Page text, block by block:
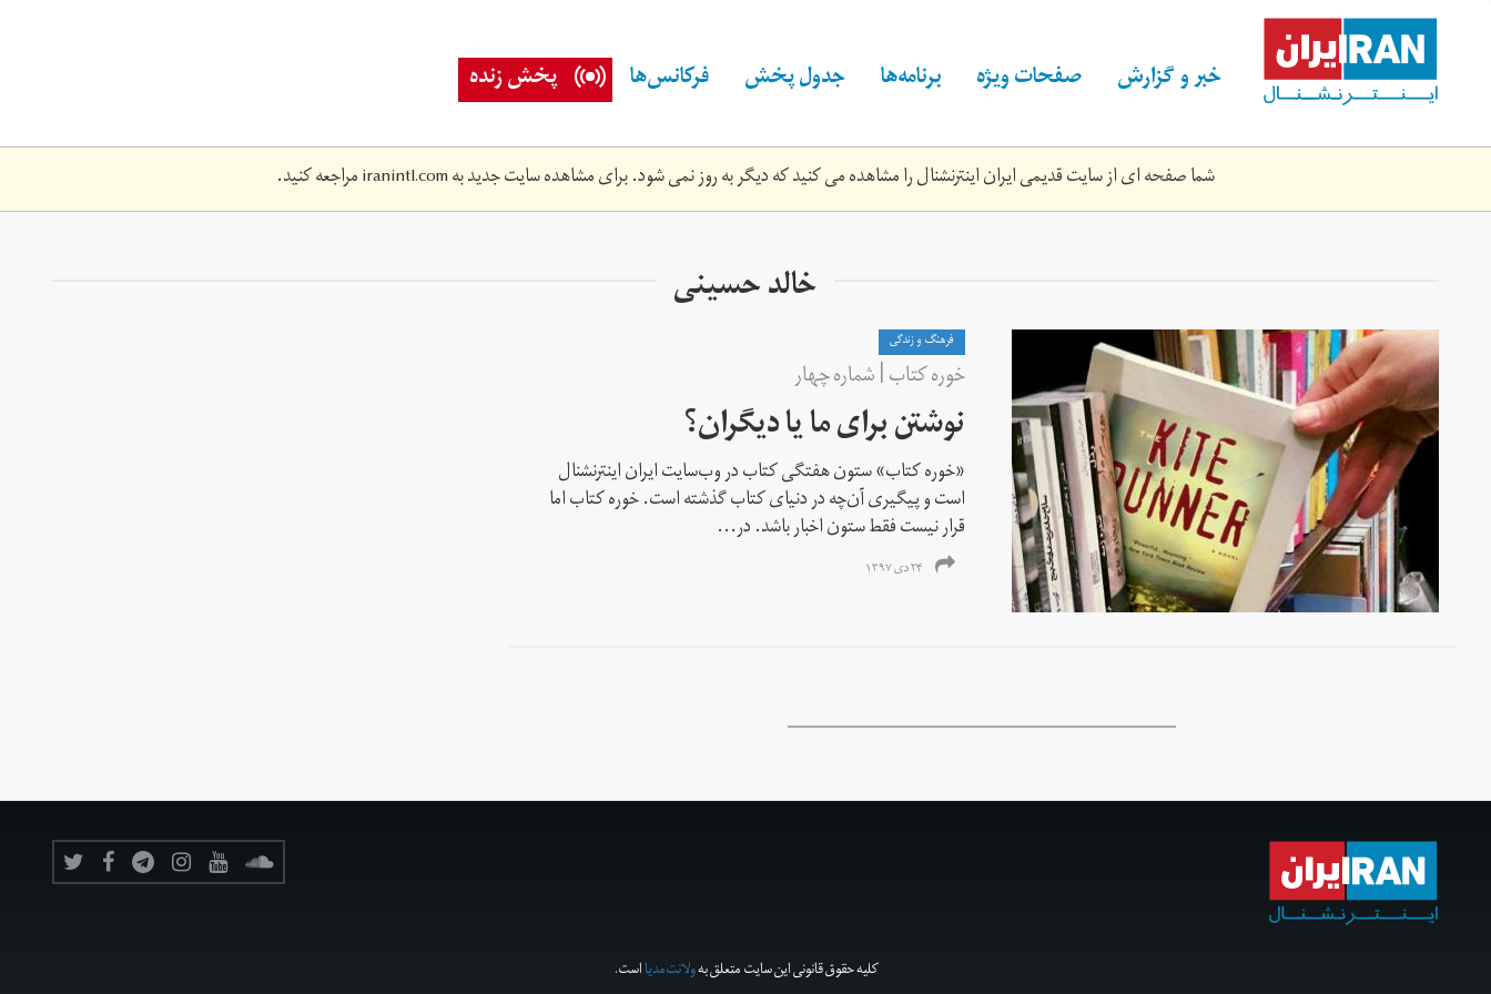
content خبر و گزارش صفحات ویژه برنامه‌ها جدول پخش فرکانس‌ها پخش زنده
شما صفحه ای از سایت قدیمی ایران اینترنشنال را مشاهده می کنید که دیگر به روز نمی شود. برای مشاهده سایت جدید بهiranintl.comمراجعه کنید.
خالد حسینی
فرهنگ و زندگی
خوره کتاب | شماره‌ چهار
نوشتن برای ما یا دیگران؟
«خوره کتاب» ستون هفتگی کتاب در وب‌سایت ایران اینترنشنال
است و پیگیری‌ آن‌چه در دنیای کتاب گذشته است. خوره‌ کتاب اما
قرار نیست فقط ستون اخبار باشد. در...
۲۴ دی ۱۳۹۷
کلیه حقوق قانونی این سایت متعلق بهولانت‌مدیااست.